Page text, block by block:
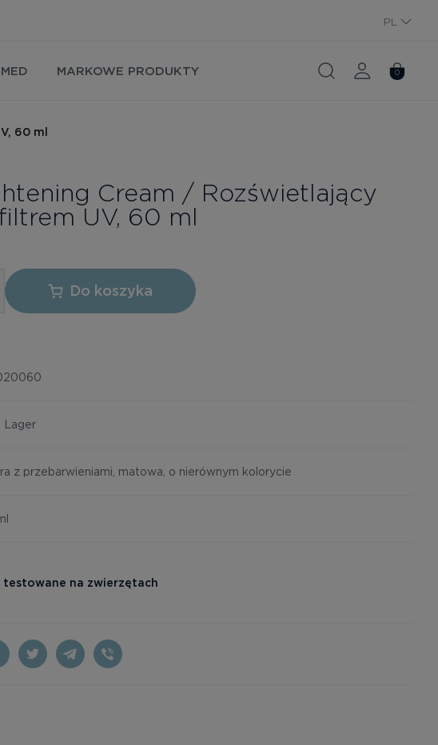
PL
MARKOWE PRODUKTY 0
60 ml
Cream / Rozświetlający
UV, 60 ml
Do koszyka
Lager
z przebarwieniami, matowa, o nierównym kolorycie
testowane na zwierzętach